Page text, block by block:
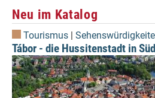
Neu im Katalog
Tourismus |
Tábor - die Hussitenstadt in